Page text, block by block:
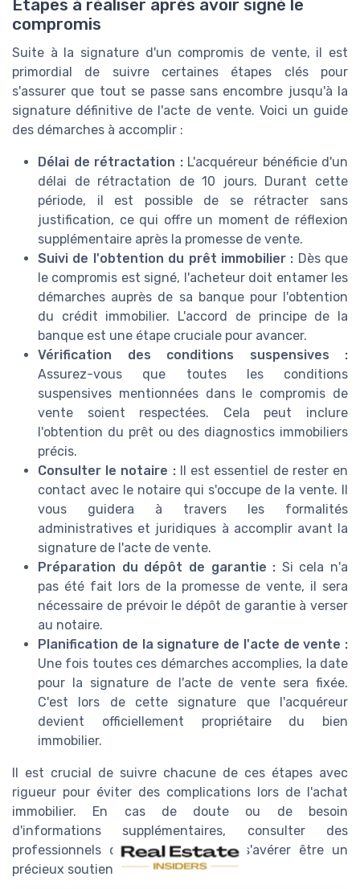
Étapes à réaliser après avoir signé le
compromis
Suite à la signature d'un compromis de vente, il est
primordial de suivre certaines étapes clés pour
s'assurer que tout se passe sans encombre jusqu'à la
signature définitive de l'acte de vente. Voici un guide
des démarches à accomplir :
Délai de rétractation :L'acquéreur bénéficie d'un
délai de rétractation de 10 jours. Durant cette
période, il est possible de se rétracter sans
justification, ce qui offre un moment de réflexion
supplémentaire après la promesse de vente.
Suivi de l'obtention du prêt immobilier : Dès que
le compromis est signé, l'acheteur doit entamer les
démarches auprès de sa banque pour l'obtention
du crédit immobilier. L'accord de principe de la
banque est une étape cruciale pour avancer.
Vérification des conditions suspensives :
Assurez-vous que toutes les conditions
suspensives mentionnées dans le compromis de
vente soient respectées. Cela peut inclure
l'obtention du prêt ou des diagnostics immobiliers
précis.
Consulter le notaire :Il est essentiel de rester en
contact avec le notaire qui s'occupe de la vente. Il
vous guidera à travers les formalités
administratives et juridiques à accomplir avant la
signature de l'acte de vente.
Préparation du dépôt de garantie : Si cela n'a
pas été fait lors de la promesse de vente, il sera
nécessaire de prévoir le dépôt de garantie à verser
au notaire.
Planification de la signature de l'acte de vente :
Une fois toutes ces démarches accomplies, la date
pour la signature de l'acte de vente sera fixée.
C'est lors de cette signature que l'acquéreur
devient officiellement propriétaire du bien
immobilier.
Il est crucial de suivre chacune de ces étapes avec
rigueur pour éviter des complications lors de l'achat
immobilier. En cas de doute ou de besoin
d'informations supplémentaires, consulter des
professionnels de l'immobilier peut s'avérer être un
précieux soutien.